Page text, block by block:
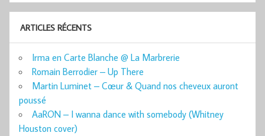
ARTICLES RÉCENTS
Irma en Carte Blanche @ La Marbrerie
Romain Berrodier – Up There
Martin Luminet – Cœur & Quand nos cheveux auront
poussé
AaRON – I wanna dance with somebody (Whitney
Houston cover)